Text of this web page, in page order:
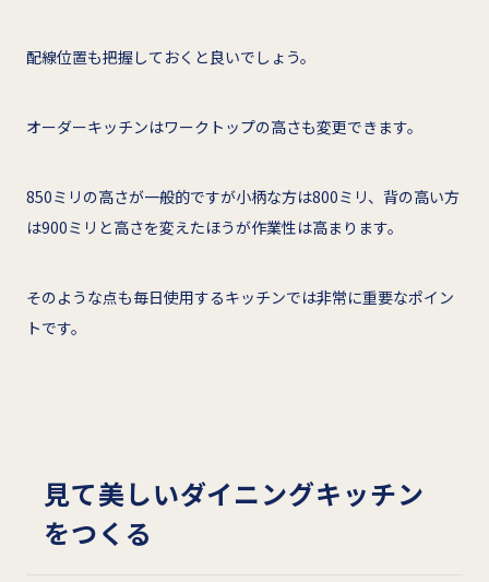
配線位置も把握しておくと良いでしょう。
オーダーキッチンはワークトップの高さも変更できます。
850ミリの高さが一般的ですが小柄な方は800ミリ、背の高い方
は900ミリと高さを変えたほうが作業性は高まります。
そのような点も毎日使用するキッチンでは非常に重要なポイン
トです。
見て美しいダイニングキッチン
をつくる